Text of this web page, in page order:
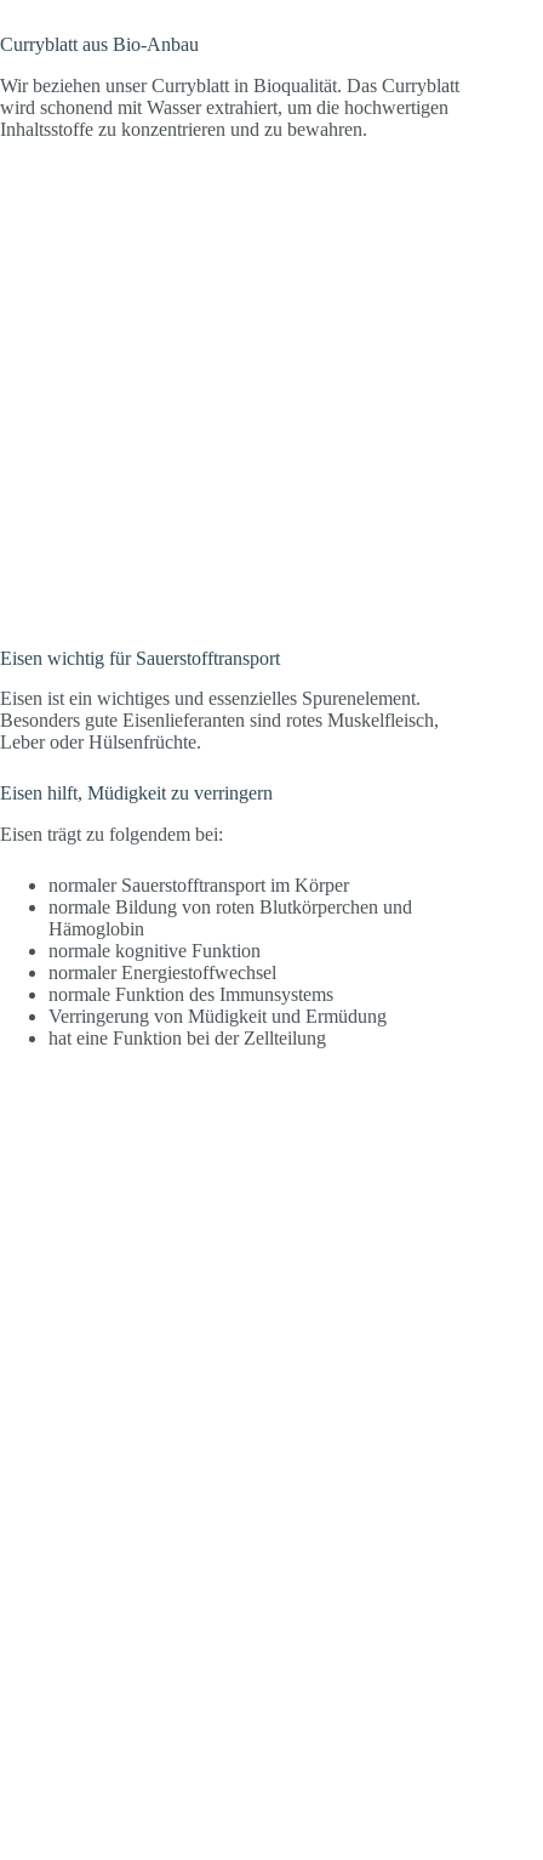
Curryblatt aus Bio-Anbau
Wir beziehen unser Curryblatt in Bioqualität. Das Curryblatt
wird schonend mit Wasser extrahiert, um die hochwertigen
Inhaltsstoffe zu konzentrieren und zu bewahren.
Eisen wichtig für Sauerstofftransport
Eisen ist ein wichtiges und essenzielles Spurenelement.
Besonders gute Eisenlieferanten sind rotes Muskelfleisch,
Leber oder Hülsenfrüchte.
Eisen hilft, Müdigkeit zu verringern
Eisen trägt zu folgendem bei:
normaler Sauerstofftransport im Körper
normale Bildung von roten Blutkörperchen und
Hämoglobin
normale kognitive Funktion
normaler Energiestoffwechsel
normale Funktion des Immunsystems
Verringerung von Müdigkeit und Ermüdung
hat eine Funktion bei der Zellteilung